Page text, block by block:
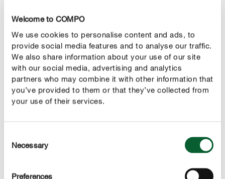
Welcome to COMPO
We use cookies to personalise content and ads, to
provide social media features and to analyse our traffic.
We also share information about your use of our site
with our social media, advertising and analytics
partners who may combine it with other information that
you’ve provided to them or that they’ve collected from
your use of their services.
Selection
Necessary
Preferences
Notre conseil
Veillez à ne pas planter le chou au même endroit
pendant 3 ans afin de ne pas épuiser le sol et prévenir
ainsi les maladies.
Entretenir le chou frisé